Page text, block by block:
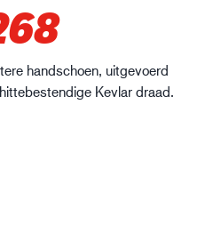
handschoen, uitgevoerd
Kevlar draad.